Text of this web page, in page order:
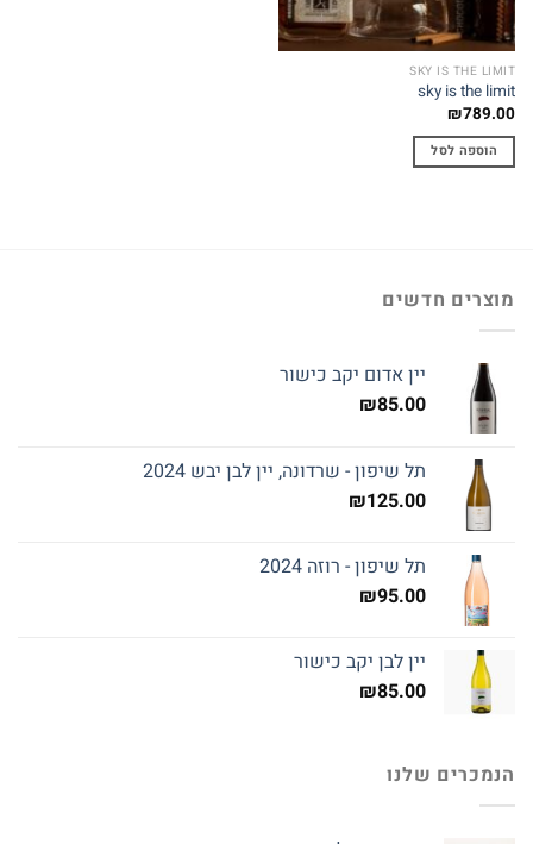
SKY IS THE LIMIT
sky is the limit
₪789.00
הוספה לסל
מוצרים חדשים
יין אדום יקב כישור
₪85.00
תל שיפון - שרדונה, יין לבן יבש 2024
₪125.00
תל שיפון - רוזה 2024
₪95.00
יין לבן יקב כישור
₪85.00
הנמכרים שלנו